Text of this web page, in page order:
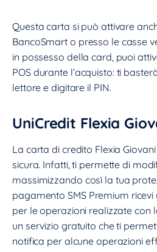
Questa carta si può attivare
BancoSmart o presso le casse
in possesso della card, puoi
POS durante l’acquisto: ti
lettore e digitare il PIN.
UniCredit Flexia
La carta di credito Flexia
sicura. Infatti, ti permette di
massimizzando così la tua
pagamento SMS Premium ricevi
per le operazioni realizzate con
un servizio gratuito che ti
notifica per alcune operazioni